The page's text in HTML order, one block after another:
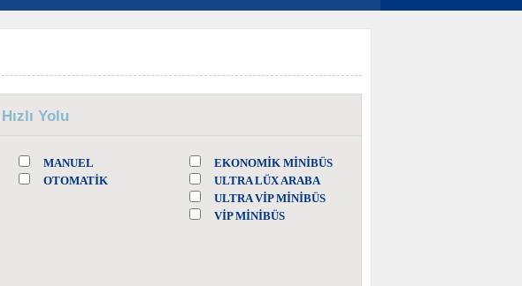
Yolu
MANUEL
OTOMATIK
EKONOMİK MİNİBÜS
ULTRA LÜX ARABA
ULTRA VİP MİNİBÜS
VİP MİNİBÜS